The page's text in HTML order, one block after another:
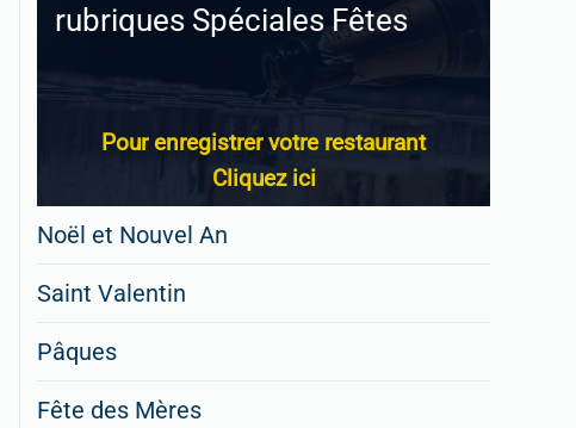
rubriques Spéciales Fêtes
Pour enregistrer votre restaurant
Cliquez ici
Noël et Nouvel An
Saint Valentin
Pâques
Fête des Mères